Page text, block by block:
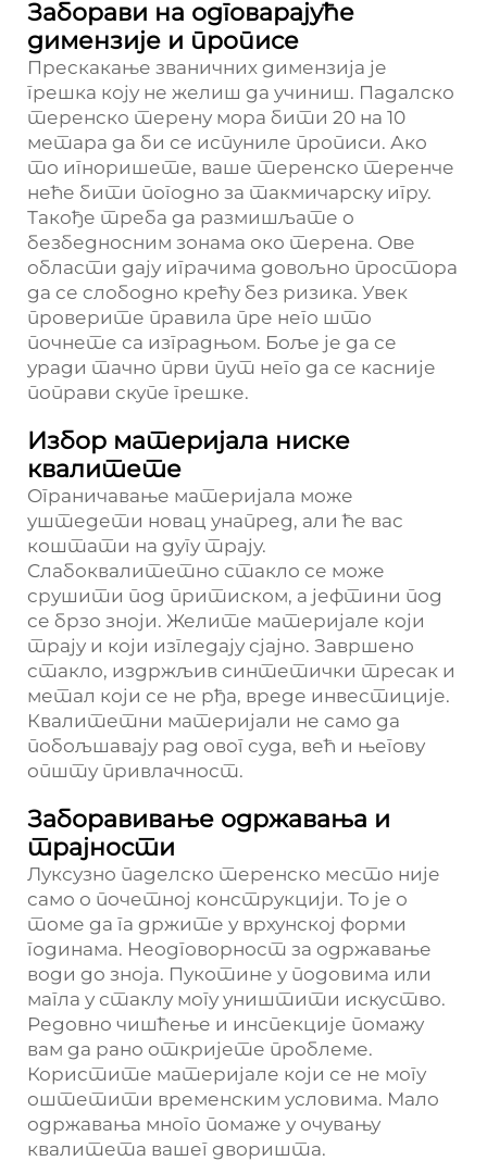
Заборави на одговарајуће
димензије и прописе
Прескакање званичних димензија је
грешка коју не желиш да учиниш. Падалско
теренско терену мора бити 20 на 10
метара да би се испуниле прописи. Ако
то игноришете, ваше теренско теренче
неће бити погодно за такмичарску игру.
Такође треба да размишљате о
безбедносним зонама око терена. Ове
области дају играчима довољно простора
да се слободно крећу без ризика. Увек
проверите правила пре него што
почнете са изградњом. Боље је да се
уради тачно први пут него да се касније
поправи скупе грешке.
Избор материјала ниске
квалитете
Ограничавање материјала може
уштедети новац унапред, али ће вас
коштати на дугу трају.
Слабоквалитетно стакло се може
срушити под притиском, а јефтини под
се брзо зноји. Желите материјале који
трају и који изгледају сјајно. Завршено
стакло, издржљив синтетички тресак и
метал који се не рђа, вреде инвестиције.
Квалитетни материјали не само да
побољшавају рад овог суда, већ и његову
општу привлачност.
Заборавивање одржавања и
трајности
Луксузно паделско теренско место није
само о почетној конструкцији. То је о
томе да га држите у врхунској форми
годинама. Неодговорност за одржавање
води до зноја. Пукотине у подовима или
магла у стаклу могу уништити искуство.
Редовно чишћење и инспекције помажу
вам да рано откријете проблеме.
Користите материјале који се не могу
оштетити временским условима. Мало
одржавања много помаже у очувању
квалитета вашег дворишта.